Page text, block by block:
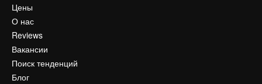
Цены
О нас
Reviews
Вакансии
Поиск тенденций
Блог